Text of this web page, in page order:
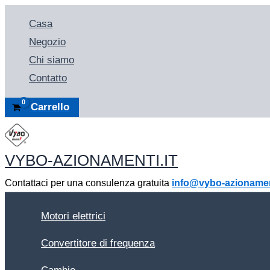
contenuto
Casa
Negozio
Chi siamo
Contatto
Carrello
VYBO-AZIONAMENTI.IT
Contattaci per una consulenza gratuita info@vybo-
Motori elettrici
Convertitore di frequenza